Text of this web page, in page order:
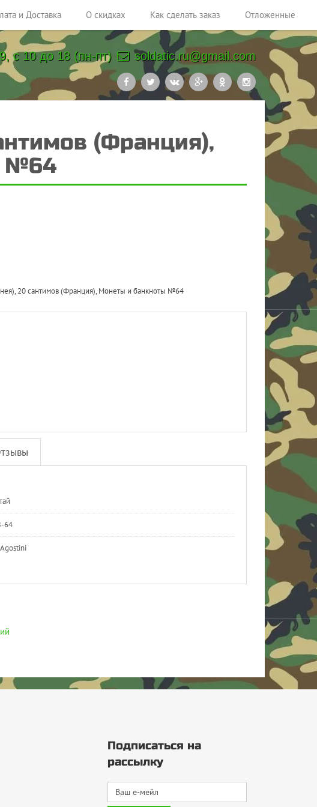
и Доставка О скидках Как сделать заказ Отложенные
с 10 до 18 (пн-пт) soldatic.ru@gmail.com
(Франция),
№64
20 сантимов (Франция), Монеты и банкноты №64
64
Подписаться на
рассылку